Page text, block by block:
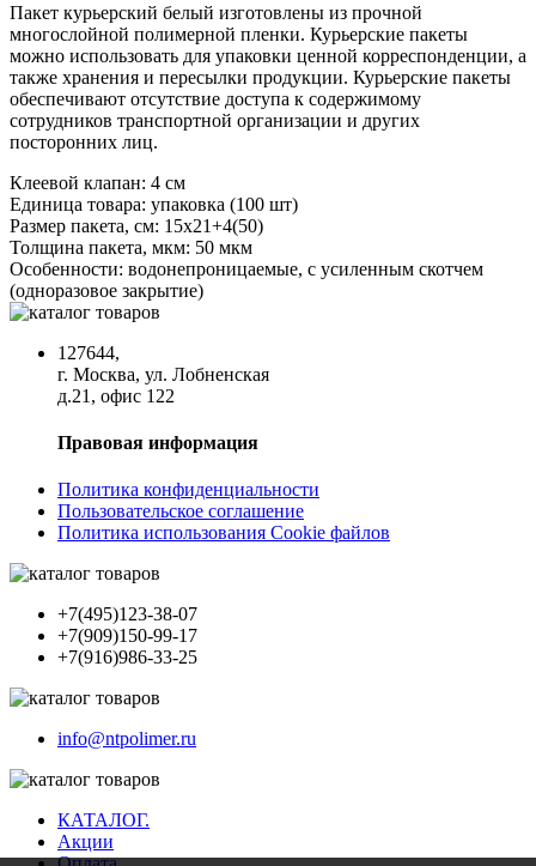
Пакет курьерский белый изготовлены из прочной
многослойной полимерной пленки. Курьерские пакеты
можно использовать для упаковки ценной корреспонденции, а
также хранения и пересылки продукции. Курьерские пакеты
обеспечивают отсутствие доступа к содержимому
сотрудников транспортной организации и других
посторонних лиц.
Клеевой клапан: 4 см
Единица товара: упаковка (100 шт)
Размер пакета, см: 15х21+4(50)
Толщина пакета, мкм: 50 мкм
Особенности: водонепроницаемые, с усиленным скотчем
(одноразовое закрытие)
127644,
г. Москва, ул. Лобненская
д.21, офис 122
Правовая информация
Политика конфиденциальности
Пользовательское соглашение
Политика использования Cookie файлов
+7(495)123-38-07
+7(909)150-99-17
+7(916)986-33-25
info@ntpolimer.ru
КАТАЛОГ.
Акции